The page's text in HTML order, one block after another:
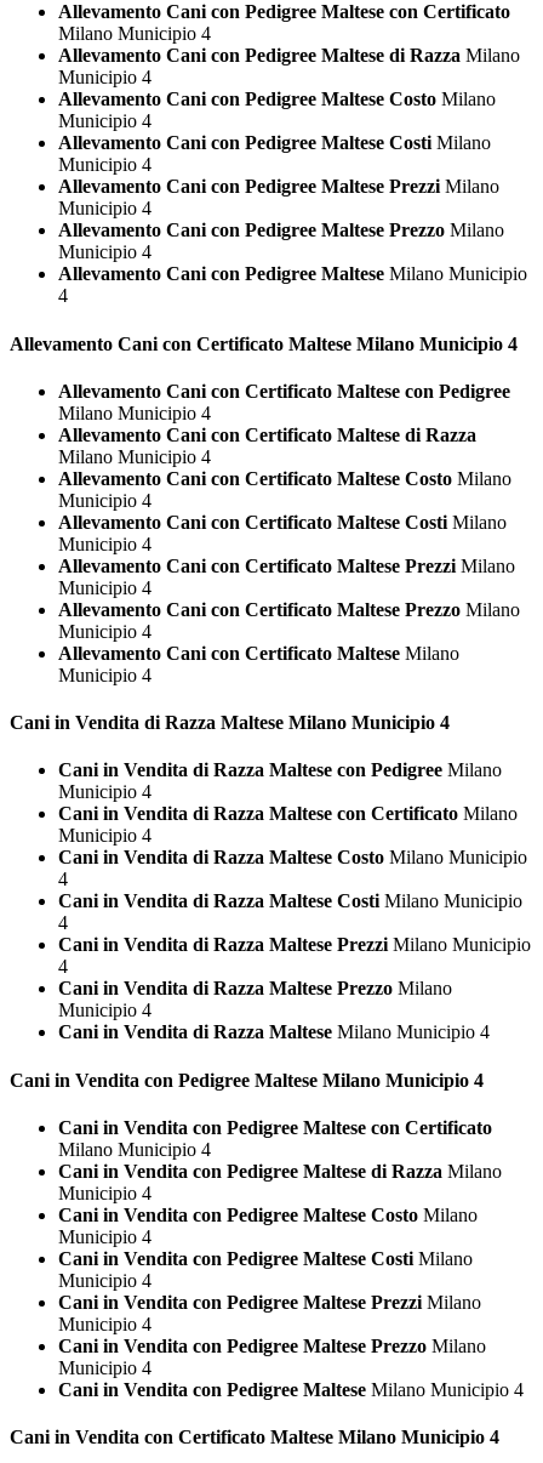
Allevamento Cani con Pedigree Maltese con Certificato
Milano Municipio 4
Allevamento Cani con Pedigree Maltese di Razza Milano
Municipio 4
Allevamento Cani con Pedigree Maltese Costo Milano
Municipio 4
Allevamento Cani con Pedigree Maltese Costi Milano
Municipio 4
Allevamento Cani con Pedigree Maltese Prezzi Milano
Municipio 4
Allevamento Cani con Pedigree Maltese Prezzo Milano
Municipio 4
Allevamento Cani con Pedigree Maltese Milano Municipio
4
Allevamento Cani con Certificato Maltese Milano Municipio 4
Allevamento Cani con Certificato Maltese con Pedigree
Milano Municipio 4
Allevamento Cani con Certificato Maltese di Razza
Milano Municipio 4
Allevamento Cani con Certificato Maltese Costo Milano
Municipio 4
Allevamento Cani con Certificato Maltese Costi Milano
Municipio 4
Allevamento Cani con Certificato Maltese Prezzi Milano
Municipio 4
Allevamento Cani con Certificato Maltese Prezzo Milano
Municipio 4
Allevamento Cani con Certificato Maltese Milano
Municipio 4
Cani in Vendita di Razza Maltese Milano Municipio 4
Cani in Vendita di Razza Maltese con Pedigree Milano
Municipio 4
Cani in Vendita di Razza Maltese con Certificato Milano
Municipio 4
Cani in Vendita di Razza Maltese Costo Milano Municipio
4
Cani in Vendita di Razza Maltese CostiMilano Municipio
4
Cani in Vendita di Razza Maltese PrezziMilano Municipio
4
Cani in Vendita di Razza Maltese Prezzo Milano
Municipio 4
Cani in Vendita di Razza Maltese Milano Municipio 4
Cani in Vendita con Pedigree Maltese Milano Municipio 4
Cani in Vendita con Pedigree Maltese con Certificato
Milano Municipio 4
Cani in Vendita con Pedigree Maltese di Razza Milano
Municipio 4
Cani in Vendita con Pedigree Maltese Costo Milano
Municipio 4
Cani in Vendita con Pedigree Maltese Costi Milano
Municipio 4
Cani in Vendita con Pedigree Maltese Prezzi Milano
Municipio 4
Cani in Vendita con Pedigree Maltese Prezzo Milano
Municipio 4
Cani in Vendita con Pedigree Maltese Milano Municipio 4
Cani in Vendita con Certificato Maltese Milano Municipio 4